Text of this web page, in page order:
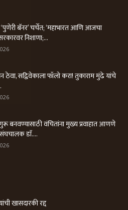
‘पुणेरी बॅनर’ चर्चेत; ‘महाभारत आणि आजचा
निशाणा;...
ठेवा, सद्विवेकाला फॉलो करा! तुकाराम मुंढे यांचे
बनवण्यासाठी वंचितांना मुख्य प्रवाहात आणणे
डाॅ....
खासदारकी रद्द